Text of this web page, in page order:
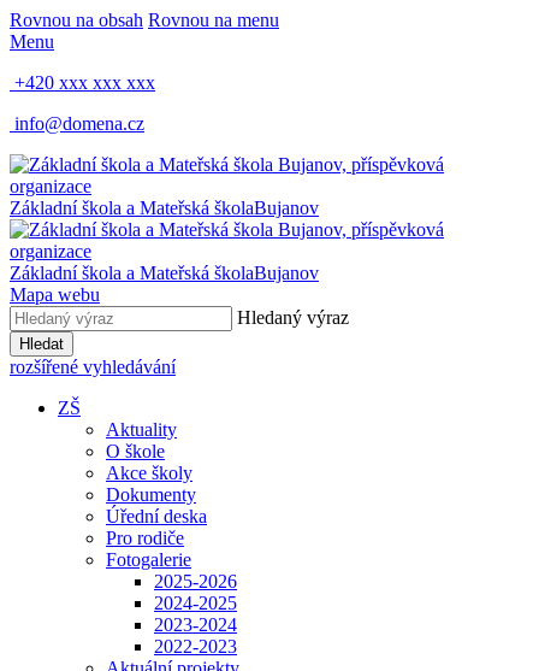
Rovnou na obsah Rovnou na menu
Menu
+420 xxx xxx xxx
info@domena.cz
Základní škola a Mateřská školaBujanov
Základní škola a Mateřská školaBujanov
Mapa webu
Hledaný výraz
Hledat
rozšířené vyhledávání
ZŠ
Aktuality
O škole
Akce školy
Dokumenty
Úřední deska
Pro rodiče
Fotogalerie
2025-2026
2024-2025
2023-2024
2022-2023